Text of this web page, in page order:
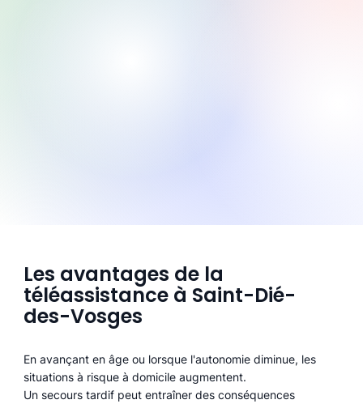
Les avantages de la
téléassistance à Saint-Dié-
des-Vosges
En avançant en âge ou lorsque l'autonomie diminue, les
situations à risque à domicile augmentent.
Un secours tardif peut entraîner des conséquences